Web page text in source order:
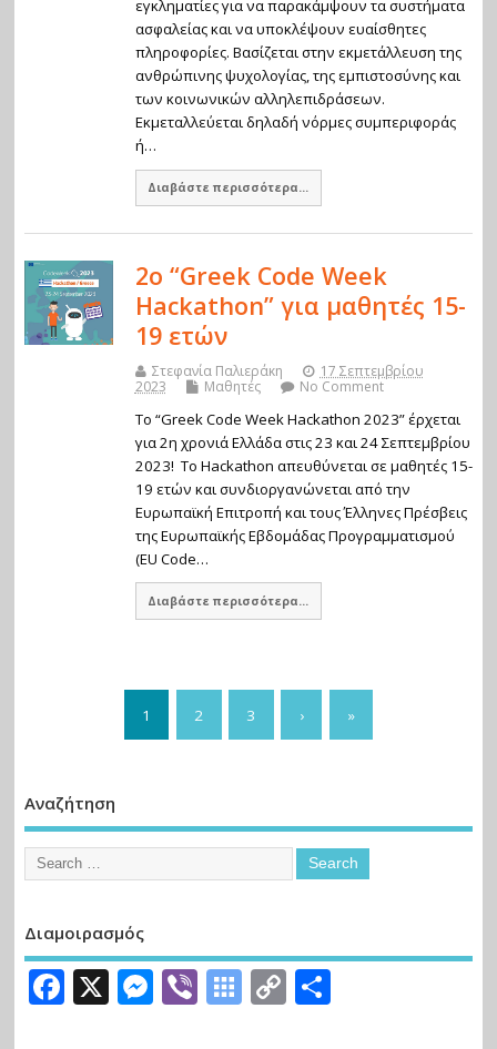
εγκληματίες για να παρακάμψουν τα συστήματα
ασφαλείας και να υποκλέψουν ευαίσθητες
πληροφορίες. Βασίζεται στην εκμετάλλευση της
ανθρώπινης ψυχολογίας, της εμπιστοσύνης και
των κοινωνικών αλληλεπιδράσεων.
Εκμεταλλεύεται δηλαδή νόρμες συμπεριφοράς
ή…
Διαβάστε περισσότερα...
2ο “Greek Code Week
Hackathon” για μαθητές 15-
19 ετών
Στεφανία Παλιεράκη
17 Σεπτεμβρίου
2023
Μαθητές No Comment
To “Greek Code Week Hackathon 2023” έρχεται
για 2η χρονιά Ελλάδα στις 23 και 24 Σεπτεμβρίου
2023! Το Hackathon απευθύνεται σε μαθητές 15-
19 ετών και συνδιοργανώνεται από την
Ευρωπαϊκή Επιτροπή και τους Έλληνες Πρέσβεις
της Ευρωπαϊκής Εβδομάδας Προγραμματισμού
(EU Code…
Διαβάστε περισσότερα...
1 2 3 › »
Αναζήτηση
Διαμοιρασμός
Facebook
X Messenger
ViberSymbaloo
Copy